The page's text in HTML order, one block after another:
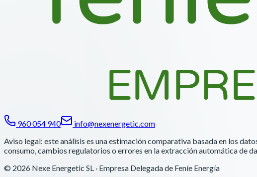
960 054 940
info@nexenergetic.com
Aviso legal: este análisis es una estimación comparativa basada en los
consumo, cambios regulatorios o errores en la extracción automática de
© 2026 Nexe Energetic SL · Empresa Delegada de Feníe Energía